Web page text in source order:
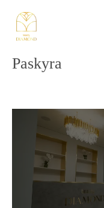
turinio
Paskyra